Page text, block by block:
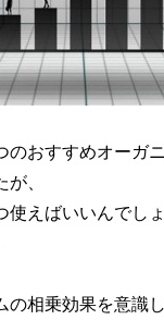
のおすすめオーガ
、
使えばいいんでし
相乗効果を意識し